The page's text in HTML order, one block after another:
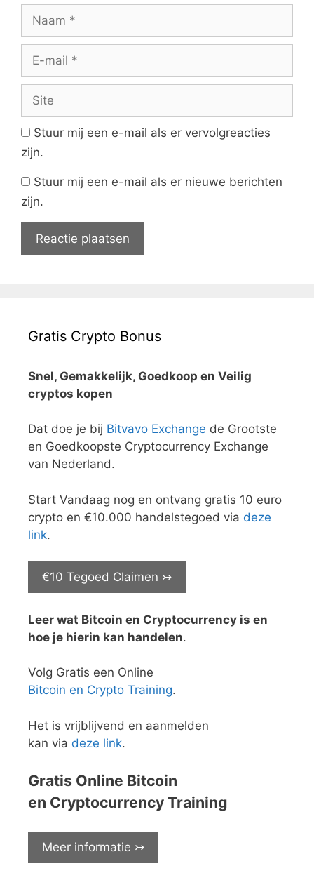
mail
Stuur mij een e-mail als er vervolgreacties
zijn.
Stuur mij een e-mail als er nieuwe berichten
zijn.
Gratis Crypto Bonus
Snel, Gemakkelijk, Goedkoop en Veilig
cryptos kopen
Dat doe je bij Bitvavo Exchange de Grootste
en Goedkoopste Cryptocurrency Exchange
van Nederland.
Start Vandaag nog en ontvang gratis 10 euro
crypto en €10.000 handelstegoed via deze
link.
€10 Tegoed Claimen ↣
Leer wat Bitcoin en Cryptocurrency is en
hoe je hierin kan handelen.
Volg Gratis een Online
Bitcoin en Crypto Training.
Het is vrijblijvend en aanmelden
kan via deze link.
Gratis Online Bitcoin
en Cryptocurrency Training
Meer informatie ↣